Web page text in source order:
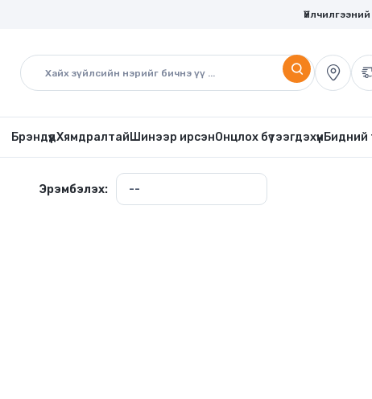
БрэндүүдХямдралтайШинээр ирсэнОнцлох бүтээгдэхүүнБидний
Эрэмбэлэх: